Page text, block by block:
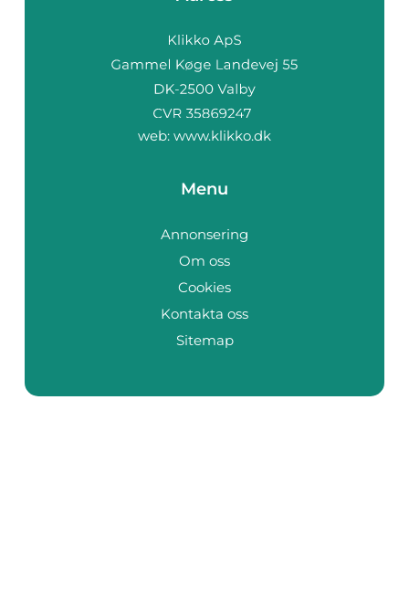
web: www.klikko.dk
Menu
Annonsering
Om oss
Cookies
Kontakta oss
Sitemap